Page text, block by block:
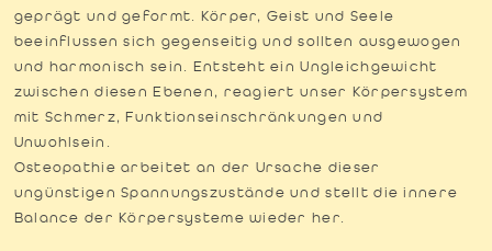
geprägt und geformt. Körper, Geist und Seele
beeinflussen sich gegenseitig und sollten ausgewogen
und harmonisch sein. Entsteht ein Ungleichgewicht
zwischen diesen Ebenen, reagiert unser Körpersystem
mit Schmerz, Funktionseinschränkungen und
Unwohlsein.
Osteopathie arbeitet an der Ursache dieser
ungünstigen Spannungszustände und stellt die innere
Balance der Körpersysteme wieder her.